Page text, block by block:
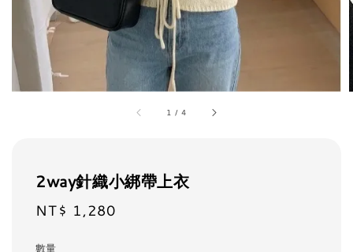
1 /4
2way針織小綁帶上衣
Regular
NT$ 1,280
數量